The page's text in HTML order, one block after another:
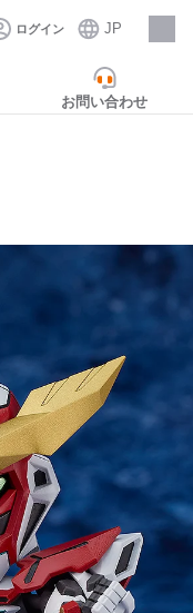
ログイン JP
採用情報
お問い合わせ